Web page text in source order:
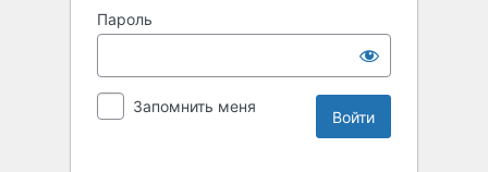
Пароль
Запомнить меня